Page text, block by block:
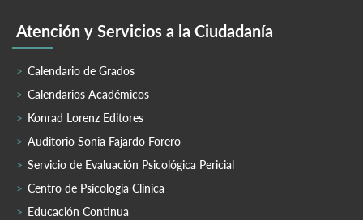
Atención y Servicios a la Ciudadanía
Calendario de Grados
Calendarios Académicos
Konrad Lorenz Editores
Auditorio Sonia Fajardo Forero
Servicio de Evaluación Psicológica Pericial
Centro de Psicología Clínica
Educación Continua